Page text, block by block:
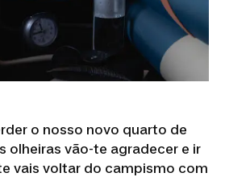
o nosso novo quarto de
olheiras vão-te agradecer e ir
vais voltar do campismo com